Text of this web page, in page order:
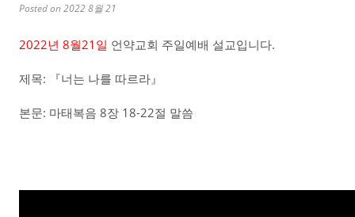
Posted on 2022 8월 21
2022년 8월21일 언약교회 주일예배 설교입니다.
제목: 『너는 나를 따르라』
본문: 마태복음 8장 18-22절 말씀